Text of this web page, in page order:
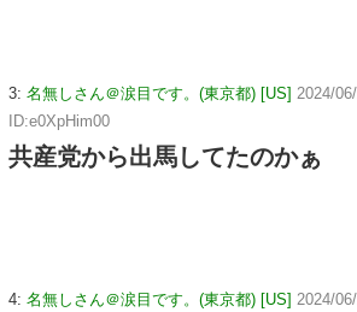
3: 名無しさん＠涙目です。(東京都) [US] 2024/
ID:e0XpHim00
共産党から出馬してたのかぁ
4: 名無しさん＠涙目です。(東京都) [US] 2024/